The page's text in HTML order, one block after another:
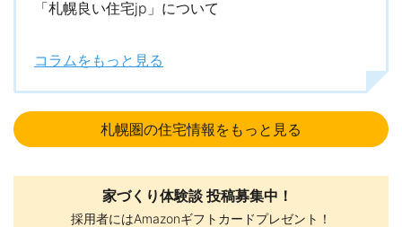
「札幌良い住宅jp」について
コラムをもっと見る
札幌圏の住宅情報をもっと見る
家づくり体験談 投稿募集中！
採用者にはAmazonギフトカードプレゼント！